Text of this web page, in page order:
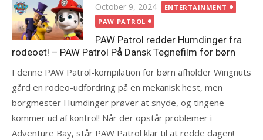
Posted
on
October 9, 2024
ENTERTAINMENT
PAW PATROL
PAW Patrol redder Humdinger fra
rodeoet! – PAW Patrol På Dansk Tegnefilm for børn
I denne PAW Patrol-kompilation for børn afholder Wingnuts
gård en rodeo-udfordring på en mekanisk hest, men
borgmester Humdinger prøver at snyde, og tingene
kommer ud af kontrol! Når der opstår problemer i
Adventure Bay, står PAW Patrol klar til at redde dagen!